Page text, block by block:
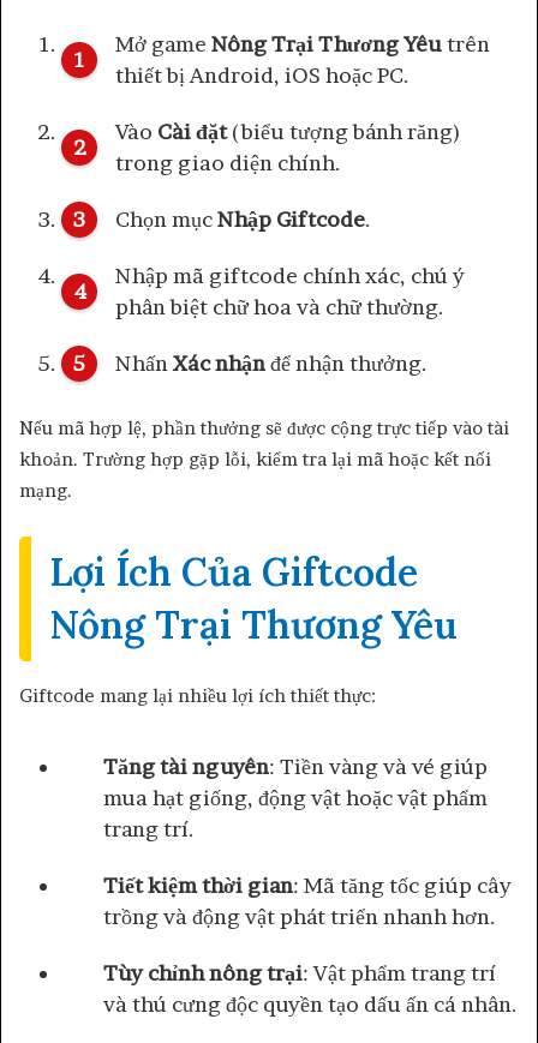
Mở game Nông Trại Thương Yêutrên
thiết bị Android, iOS hoặc PC.
Vào Cài đặt(biểu tượng bánh răng)
trong giao diện chính.
Chọn mụcNhập Giftcode.
Nhập mã giftcode chính xác, chú ý
phân biệt chữ hoa và chữ thường.
Nhấn Xác nhậnđể nhận thưởng.
Nếu mã hợp lệ, phần thưởng sẽ được cộng trực tiếp vào tài
khoản. Trường hợp gặp lỗi, kiểm tra lại mã hoặc kết nối
mạng.
Lợi Ích Của Giftcode
Nông Trại Thương Yêu
Giftcode mang lại nhiều lợi ích thiết thực:
Tăng tài nguyên: Tiền vàng và vé giúp
mua hạt giống, động vật hoặc vật phẩm
trang trí.
Tiết kiệm thời gian: Mã tăng tốc giúp cây
trồng và động vật phát triển nhanh hơn.
Tùy chỉnh nông trại: Vật phẩm trang trí
và thú cưng độc quyền tạo dấu ấn cá nhân.